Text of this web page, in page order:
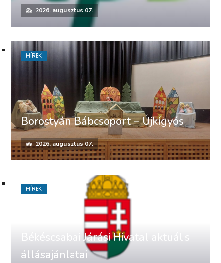
2026. augusztus 07.
Borostyán Bábcsoport – Újkígyós
2026. augusztus 07.
HÍREK
Békéscsabai Járási Hivatal aktuális
állásajánlatai
HÍREK